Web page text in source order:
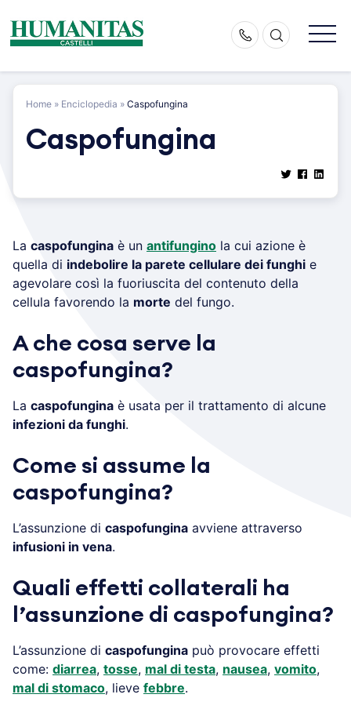
content
Home » Enciclopedia » Caspofungina
Caspofungina
La caspofungina è un antifungino la cui azione è
quella di indebolire la parete cellulare dei funghi e
agevolare così la fuoriuscita del contenuto della
cellula favorendo la morte del fungo.
A che cosa serve la
caspofungina?
La caspofungina è usata per il trattamento di alcune
infezioni da funghi.
Come si assume la
caspofungina?
L’assunzione di caspofungina avviene attraverso
infusioni in vena.
Quali effetti collaterali ha
l’assunzione di caspofungina?
L’assunzione di caspofungina può provocare effetti
come: diarrea, tosse, mal di testa, nausea, vomito,
mal di stomaco, lieve febbre.